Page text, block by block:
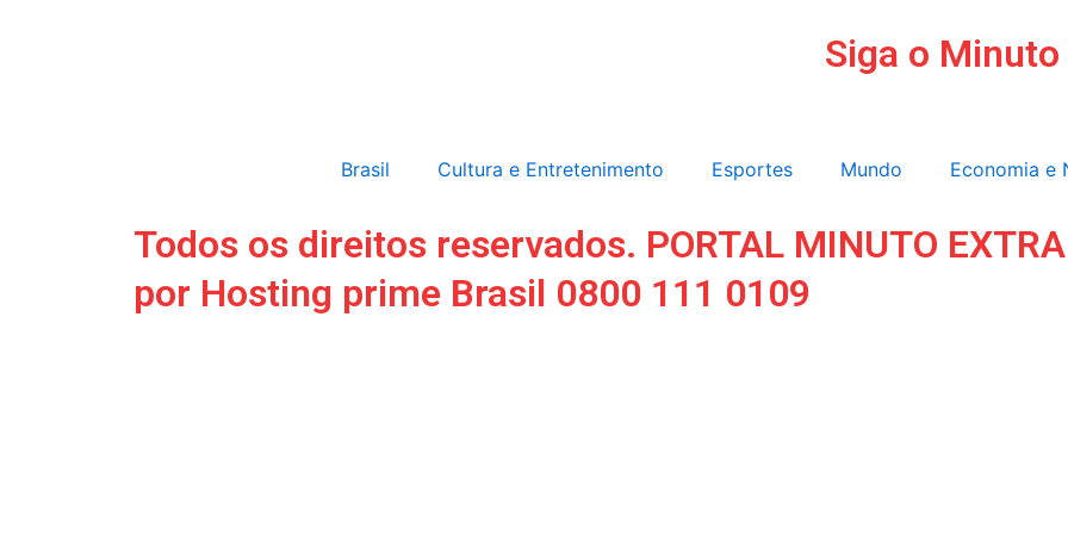
Siga o Minuto
Brasil Cultura e Entretenimento Esportes Mundo Economia e
Todos os direitos reservados. PORTAL MINUTO
por Hosting prime Brasil 0800 111 0109